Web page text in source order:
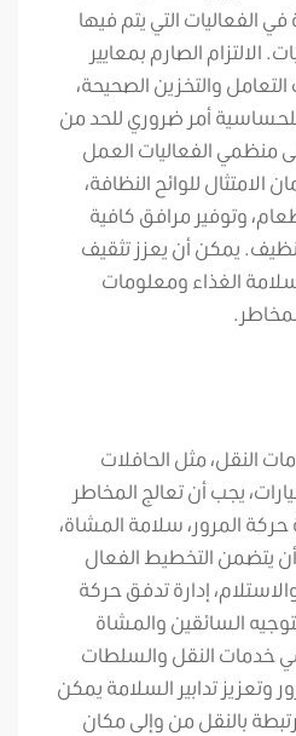
الفعاليات التي يتم فيها
الالتزام الصارم بمعايير
والتخزين الصحيحة،
أمر ضروري للحد من
منظمي الفعاليات العمل
للوائح النظافة،
وتوفير مرافق كافية
يمكن أن يعزز تثقيف
الغذاء ومعلومات
النقل، مثل الحافلات
يجب أن تعالج المخاطر
حركة المرور، سلامة المشاة،
يتضمن التخطيط الفعال
إدارة تدفق حركة
السائقين والمشاة
خدمات النقل والسلطات
وتعزيز تدابير السلامة يمكن
بالنقل من وإلى مكان